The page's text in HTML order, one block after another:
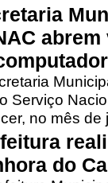
Serviço
no mês de
do